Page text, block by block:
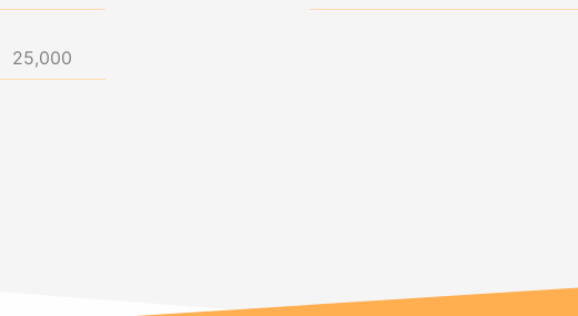
25,000